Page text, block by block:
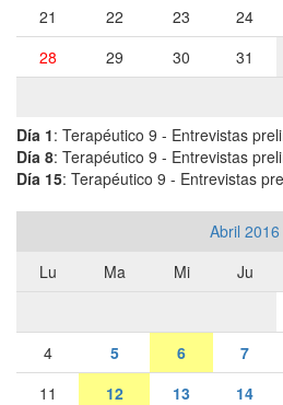
21
22 23 24
28
29 30 31
Día 1: Terapéutico 9 - Entrevistas
Día 8: Terapéutico 9 - Entrevistas
Día 15: Terapéutico 9 - Entrevistas
Abril 2016
Lu
Ma Mi Ju
4
5 6 7
11
12 13 14